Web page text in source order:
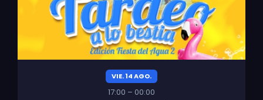
VIE. 14 AGO.
17:00 – 00:00